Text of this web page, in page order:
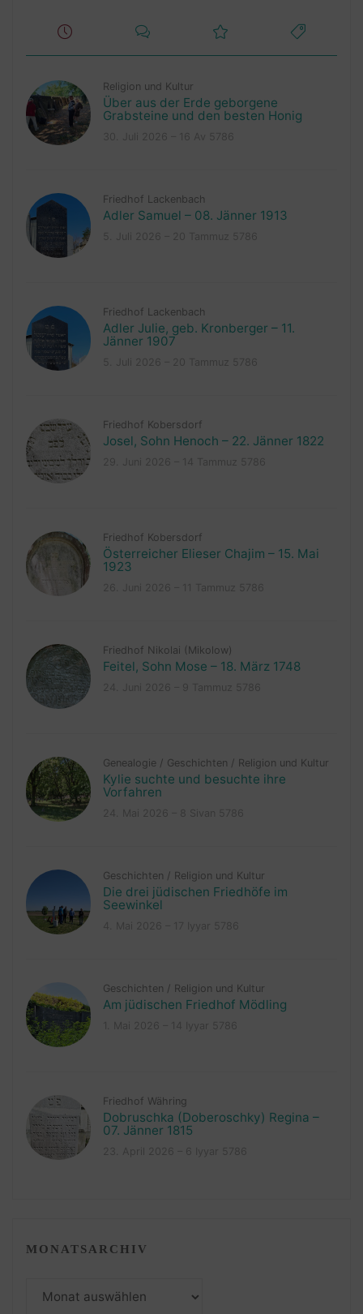
Religion und Kultur
Über aus der Erde geborgene
Grabsteine und den besten Honig
Friedhof Lackenbach
Adler Samuel – 08. Jänner 1913
Friedhof Lackenbach
Adler Julie, geb. Kronberger – 11.
Jänner 1907
Friedhof Kobersdorf
Josel, Sohn Henoch – 22. Jänner 1822
Friedhof Kobersdorf
Österreicher Elieser Chajim – 15. Mai
1923
Friedhof Nikolai (Mikolow)
Feitel, Sohn Mose – 18. März 1748
Genealogie / Geschichten / Religion und Kultur
Kylie suchte und besuchte ihre
Vorfahren
Geschichten / Religion und Kultur
Die drei jüdischen Friedhöfe im
Seewinkel
Geschichten / Religion und Kultur
Am jüdischen Friedhof Mödling
Friedhof Währing
Dobruschka (Doberoschky) Regina –
07. Jänner 1815
MONATSARCHIV
Monatsarchiv